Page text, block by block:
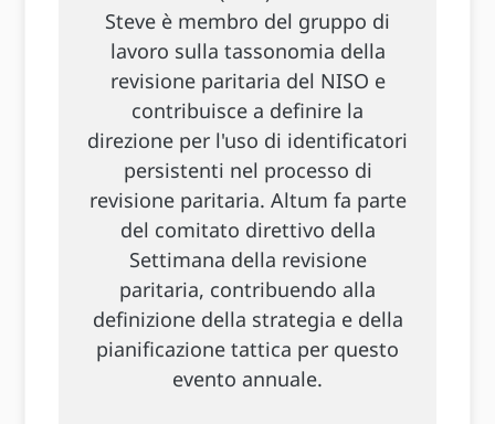
Steve è membro del gruppo di
lavoro sulla tassonomia della
revisione paritaria del NISO e
contribuisce a definire la
direzione per l'uso di identificatori
persistenti nel processo di
revisione paritaria. Altum fa parte
del comitato direttivo della
Settimana della revisione
paritaria, contribuendo alla
definizione della strategia e della
pianificazione tattica per questo
evento annuale.